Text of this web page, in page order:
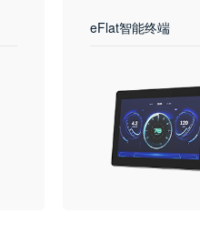
eFlat智能终端